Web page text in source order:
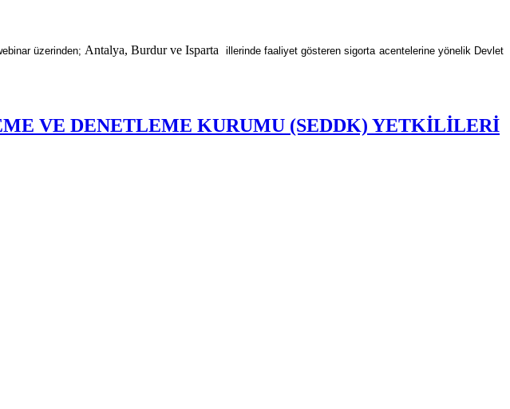
üzerinden; Antalya, Burdur ve Isparta illerinde faaliyet gösteren sigorta acentelerine yönelik Devlet
VE DENETLEME KURUMU (SEDDK) YETKİLİLERİ